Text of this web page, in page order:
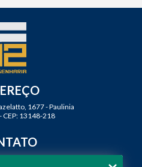
1677 - Paulinia
CEP: 13148-218